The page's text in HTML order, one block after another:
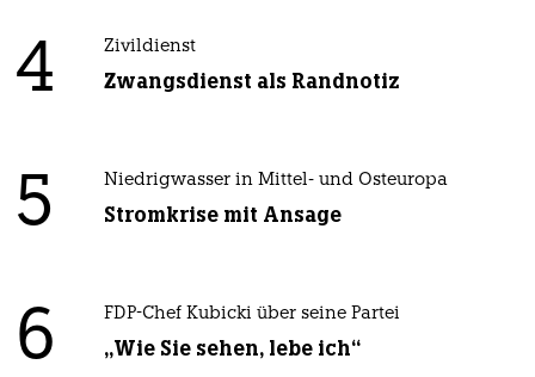
4 Zivildienst
Zwangsdienst als Randnotiz
5 Niedrigwasser in Mittel- und Osteuropa
Stromkrise mit Ansage
6 FDP-Chef Kubicki über seine Partei
„Wie Sie sehen, lebe ich“